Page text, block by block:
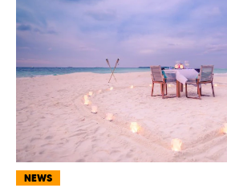
NEWS